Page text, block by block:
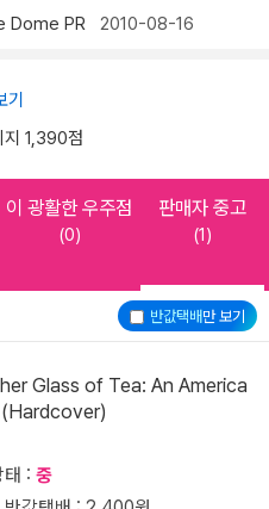
Dome PR 2010-08-16
기
1,390점
이 광활한 우주점
(0)
판매자 중고
(1)
반값택배만 보기
Glass of Tea: An America
: 중